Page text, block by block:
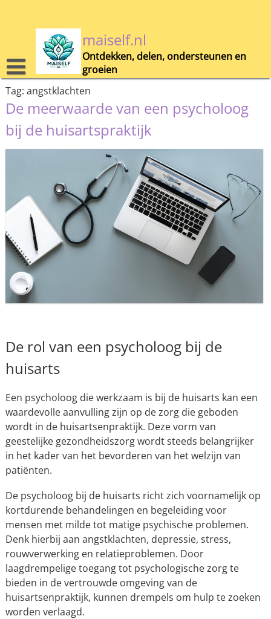
maiself.nl
Ontdekken, delen, ondersteunen en
groeien
Tag: angstklachten
De meerwaarde van een psycholoog
bij de huisartspraktijk
De rol van een psycholoog bij de
huisarts
Een psycholoog die werkzaam is bij de huisarts kan een
waardevolle aanvulling zijn op de zorg die geboden
wordt in de huisartsenpraktijk. Deze vorm van
geestelijke gezondheidszorg wordt steeds belangrijker
in het kader van het bevorderen van het welzijn van
patiënten.
De psycholoog bij de huisarts richt zich voornamelijk op
kortdurende behandelingen en begeleiding voor
mensen met milde tot matige psychische problemen.
Denk hierbij aan angstklachten, depressie, stress,
rouwverwerking en relatieproblemen. Door
laagdrempelige toegang tot psychologische zorg te
bieden in de vertrouwde omgeving van de
huisartsenpraktijk, kunnen drempels om hulp te zoeken
worden verlaagd.